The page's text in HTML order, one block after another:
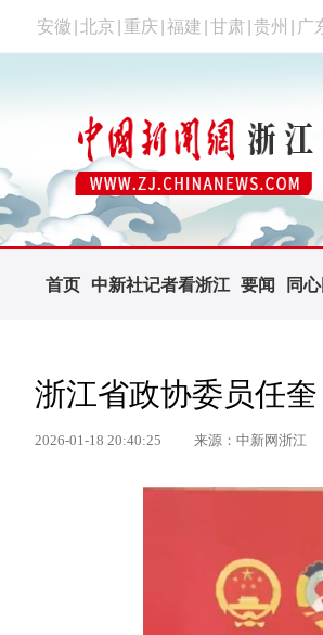
安徽 北京 重庆 福建 甘肃 贵州 广
首页 中新社记者看浙江 要闻 同心
浙江省政协委员任
2026-01-18 20:40:25 来源：中新网浙江